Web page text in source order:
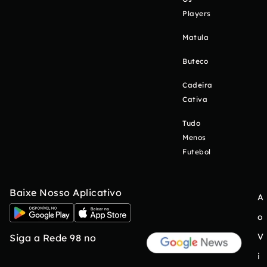
Players
Matula
Buteco
Cadeira
Cativa
Tudo
Menos
Futebol
Baixe Nosso Aplicativo
Siga a Rede 98 no
A
o
V
i